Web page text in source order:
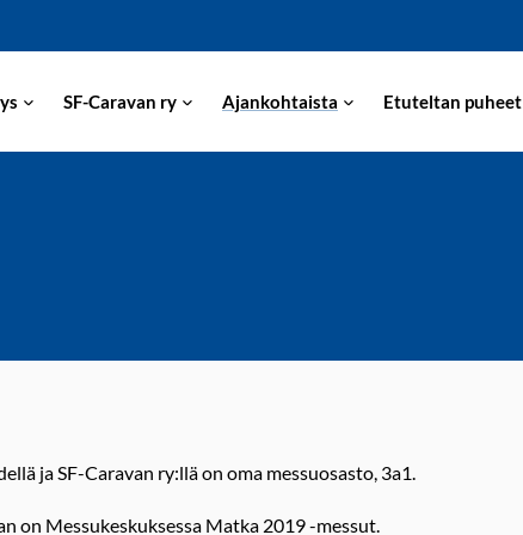
SF-Caravan ry Ajankohtaista Etuteltan puheet
ja SF-Caravan ry:llä on oma messuosasto, 3a1.
on Messukeskuksessa Matka 2019 -messut.